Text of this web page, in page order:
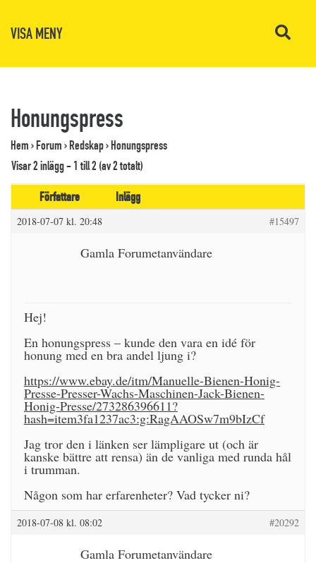
VISA MENY
Honungspress
Hem›Forum›Redskap›Honungspress
Visar 2 inlägg - 1 till 2 (av 2 totalt)
Författare
Inlägg
2018-07-07 kl. 20:48 #15497
Gamla Forumetanvändare
Hej!
En honungspress – kunde den vara en idé för
honung med en bra andel ljung i?
https://www.ebay.de/itm/Manuelle-Bienen-Honig-
Presse-Presser-Wachs-Maschinen-Jack-Bienen-
Honig-Presse/273286396611?
hash=item3fa1237ac3:g:RagAAOSw7m9bIzCf
Jag tror den i länken ser lämpligare ut (och är
kanske bättre att rensa) än de vanliga med runda hål
i trumman.
Någon som har erfarenheter? Vad tycker ni?
2018-07-08 kl. 08:02 #20292
Gamla Forumetanvändare